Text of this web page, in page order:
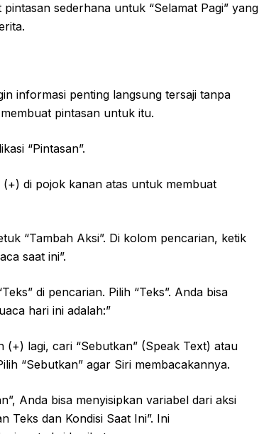
sederhana untuk “Selamat Pagi” yang
informasi penting langsung tersaji tanpa
pintasan untuk itu.
“Pintasan”.
(+) di pojok kanan atas untuk membuat
“Tambah Aksi”. Di kolom pencarian, ketik
saat ini”.
di pencarian. Pilih “Teks”. Anda bisa
hari ini adalah:”
(+) lagi, cari “Sebutkan” (Speak Text) atau
“Sebutkan” agar Siri membacakannya.
Anda bisa menyisipkan variabel dari aksi
Teks dan Kondisi Saat Ini”. Ini